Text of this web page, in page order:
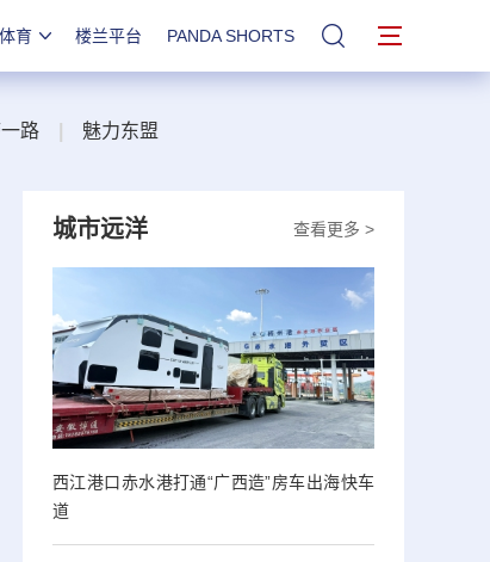
育 楼兰平台 PANDA SHORTS 站内搜索
路 魅力东盟
查看更多 >
城市远洋
西江港口赤水港打通“广西造”房车出海快车
道